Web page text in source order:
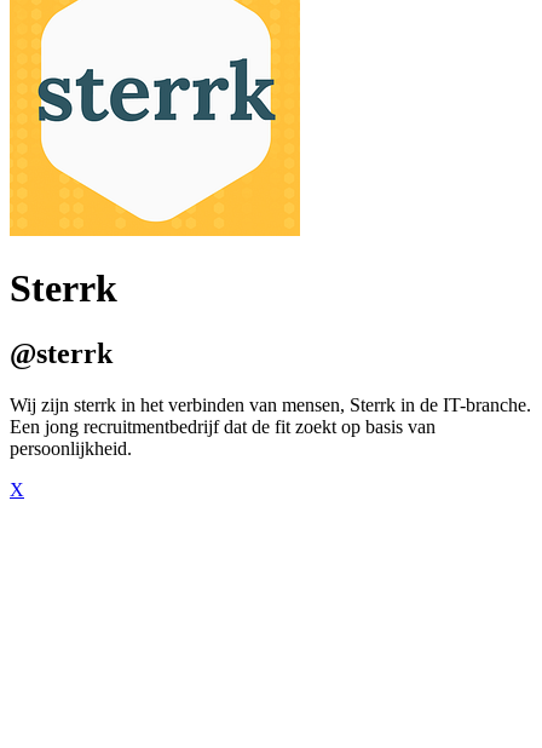
Sterrk
@sterrk
Wij zijn sterrk in het verbinden van mensen, Sterrk in de IT-branche.
Een jong recruitmentbedrijf dat de fit zoekt op basis van
persoonlijkheid.
X